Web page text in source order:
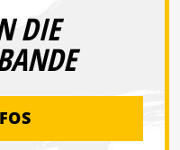
DIE